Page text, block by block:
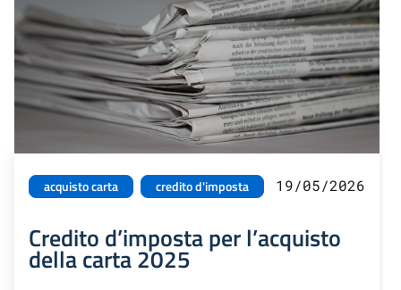
acquisto carta credito d'imposta 19/05/2026
Credito d’imposta per l’acquisto
della carta 2025